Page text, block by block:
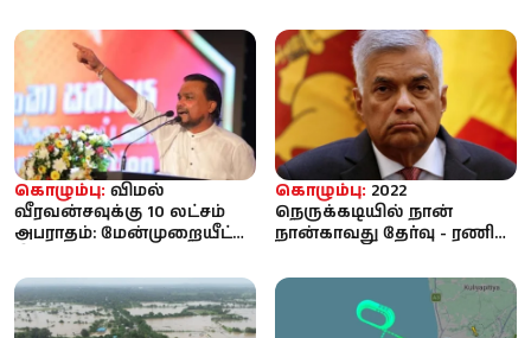
கைதைத் தட...
உயிரிழப்பு
கொழும்பு: விமல்
வீரவன்சவுக்கு 10 லட்சம்
அபராதம்: மேன்முறையீட்டு
த...
கொழும்பு: 2022
நெருக்கடியில் நான்
நான்காவது தேர்வு - ரணில்
வெளிப்படுத்திய அதிர்ச...